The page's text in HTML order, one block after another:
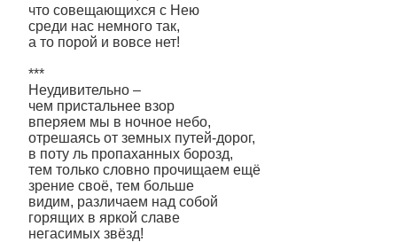
что совещающихся с Нею
среди нас немного так,
а то порой и вовсе нет!
***
Неудивительно –
чем пристальнее взор
вперяем мы в ночное небо,
отрешаясь от земных путей-дорог,
в поту ль пропаханных борозд,
тем только словно прочищаем ещё
зрение своё, тем больше
видим, различаем над собой
горящих в яркой славе
негасимых звёзд!